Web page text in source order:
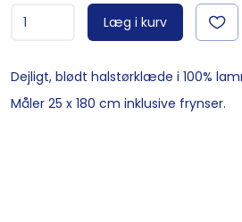
Læg i kurv
Dejligt, blødt halstørklæde i 100%
Måler 25 x 180 cm inklusive frynser.